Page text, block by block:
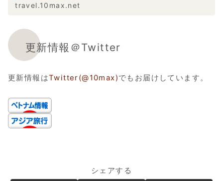
travel.10max.net
更新情報＠Twitter
更新情報はTwitter(@10max)でもお届けしています。
シェアする